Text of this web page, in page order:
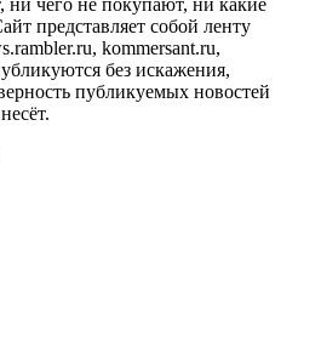
ни чего не покупают, ни какие
представляет собой ленту
kommersant.ru,
без искажения,
публикуемых новостей